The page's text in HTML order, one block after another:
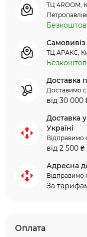
ТЦ 4ROOM,
ТЦ АРАКС,
Доставка
Доставимо
від 30 000
Доставка
Україні
Відправимо
від 2 500 ₴
Адресна
Відправимо
За
Оплата